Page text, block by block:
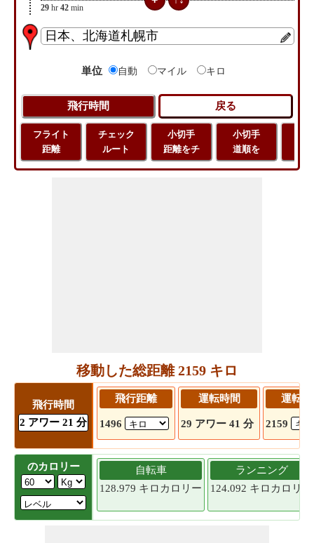
29 hr 42 min
単位 自動 マイル キロ
フライト
距離
チェック
ルート
小切手
距離をチ
小切手
道順を
移動した総距離 2159 キロ
飛行時間
2 アワー 21 分
飛行距離
1496
運転時間
29 アワー 41 分
運転
2159
のカロリー
自転車
128.979 キロカロリー
ランニング
124.092 キロカロリー